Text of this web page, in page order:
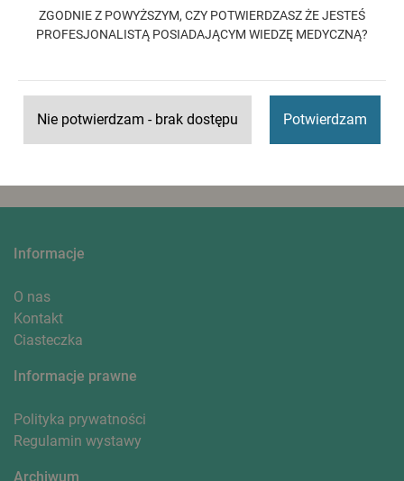
ZGODNIE Z POWYŻSZYM, CZY POTWIERDZASZ ŻE JESTEŚ
PROFESJONALISTĄ POSIADAJĄCYM WIEDZĘ MEDYCZNĄ?
Nie potwierdzam - brak dostępu Potwierdzam
System buduje zaufanie pacjenta, poprawia komunikację i
wzmacnia profesjonalny wizerunek gabinetu — bez
Eminto działa w ponad 200 gabinetach w Polsce. Oficjalny
partner technologiczny Polskiego Towarzystwa
Informacje
O nas
Kontakt
Ciasteczka
Informacje prawne
Polityka prywatności
Regulamin wystawy
Archiwum